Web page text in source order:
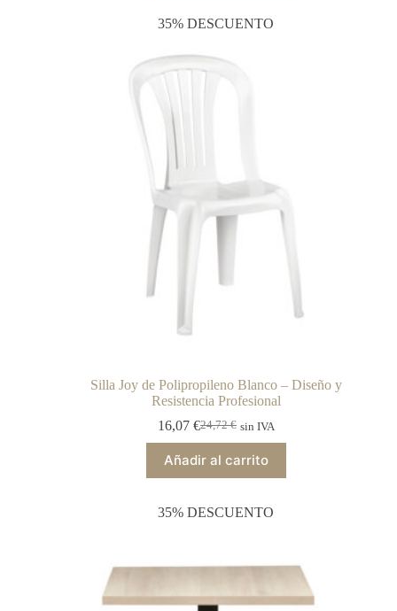
35% DESCUENTO
Silla Joy de Polipropileno Blanco – Diseño y
Resistencia Profesional
24,72€
16,07 € sin IVA
Añadir al carrito
35% DESCUENTO